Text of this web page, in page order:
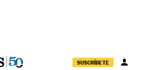
SUSCRÍBETE